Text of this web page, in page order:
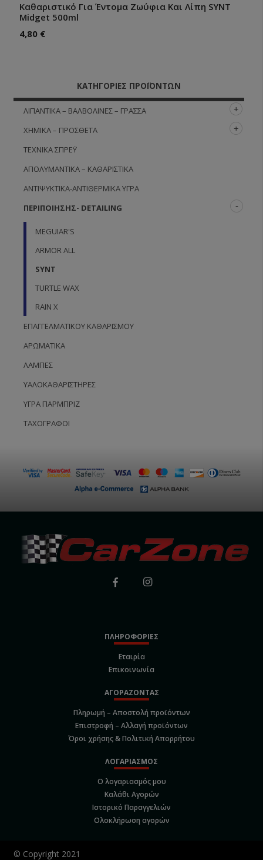
Καθαριστικό Για Έντομα Ζωύφια Και Λίπη SYNT
Midget 500ml
4,80 €
ΚΑΤΗΓΟΡΊΕΣ ΠΡΟΪΌΝΤΩΝ
ΛΙΠΑΝΤΙΚΆ – ΒΑΛΒΟΛΊΝΕΣ – ΓΡΆΣΣΑ
ΧΗΜΙΚΆ – ΠΡΌΣΘΕΤΑ
ΤΕΧΝΙΚΆ ΣΠΡΈΫ
ΑΠΟΛΥΜΑΝΤΙΚΆ – ΚΑΘΑΡΙΣΤΙΚΆ
ΑΝΤΙΨΥΚΤΙΚΆ-ΑΝΤΙΘΕΡΜΙΚΆ ΥΓΡΆ
ΠΕΡΙΠΟΊΗΣΗΣ- DETAILING
MEGUIAR'S
ARMOR ALL
SYNT
TURTLE WAX
RAIN X
ΕΠΑΓΓΕΛΜΑΤΙΚΟΎ ΚΑΘΑΡΙΣΜΟΎ
ΑΡΩΜΑΤΙΚΆ
ΛΆΜΠΕΣ
ΥΑΛΟΚΑΘΑΡΙΣΤΉΡΕΣ
ΥΓΡΆ ΠΑΡΜΠΡΊΖ
ΤΑΧΟΓΡΆΦΟΙ
ΠΛΗΡΟΦΟΡΙΕΣ
Εταιρία
Επικοινωνία
ΑΓΟΡΑΖΟΝΤΑΣ
Πληρωμή – Αποστολή προϊόντων
Επιστροφή – Αλλαγή προϊόντων
Όροι χρήσης & Πολιτική Απορρήτου
ΛΟΓΑΡΙΑΣΜΟΣ
Ο λογαριασμός μου
Καλάθι Αγορών
Ιστορικό Παραγγελιών
Ολοκλήρωση αγορών
© Copyright 2021